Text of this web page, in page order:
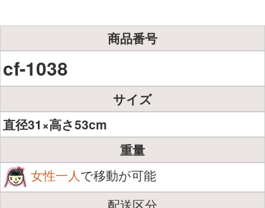
商品番号
cf-1038
サイズ
直径31×高さ53cm
重量
女性一人で移動が可能